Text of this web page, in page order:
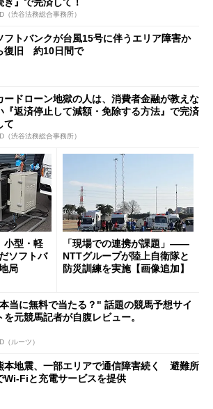
（渋谷法務総合事務所）
フトバンクが台風15号に伴うエリア障害か
復旧 約10日間で
ードローン地獄の人は、消費者金融が教えな
『返済停止して減額・免除する方法』で完済
て
（渋谷法務総合事務所）
型・軽
ソフトバ
局
「現場での連携が課題」――
NTTグループが陸上自衛隊と
防災訓練を実施【画像追加】
当に無料で当たる？" 話題の競馬予想サイ
を元競馬記者が自腹レビュー。
（ルーツ）
本地震、一部エリアで通信障害続く 避難所
Wi-Fiと充電サービスを提供